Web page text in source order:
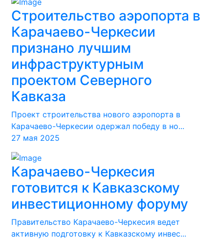
Строительство аэропорта в
Карачаево-Черкесии
признано лучшим
инфраструктурным
проектом Северного
Кавказа
Проект строительства нового аэропорта в
Карачаево-Черкесии одержал победу в но...
27 мая 2025
Карачаево-Черкесия
готовится к Кавказскому
инвестиционному форуму
Правительство Карачаево-Черкесия ведет
активную подготовку к Кавказскому инвес...